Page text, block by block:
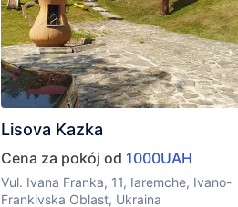
Lisova Kazka
Cena za pokój od 1000UAH
Vul. Ivana Franka, 11, Iaremche, Ivano-
Frankivska Oblast, Ukraina